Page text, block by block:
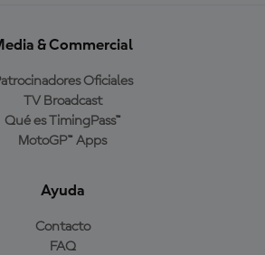
& Commercial
Oficiales
TV Broadcast
Qué es TimingPass™
MotoGP™ Apps
Ayuda
Contacto
FAQ